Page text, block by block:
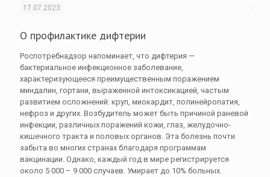
17.07.2023
О профилактике дифтерии
Роспотребнадзор напоминает, что дифтерия —
бактериальное инфекционное заболевание,
характеризующееся преимущественным поражением
миндалин, гортани, выраженной интоксикацией, частым
развитием осложнений: круп, миокардит, полинейропатия,
нефроз и других. Возбудитель может быть причиной раневой
инфекции, различных поражений кожи, глаз, желудочно-
кишечного тракта и половых органов. Эта болезнь почти
забыта во многих странах благодаря программам
вакцинации. Однако, каждый год в мире регистрируется
около 5 000 – 9 000 случаев. Умирает до 10% больных.